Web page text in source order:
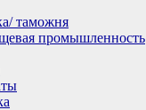
таможня
промышленность